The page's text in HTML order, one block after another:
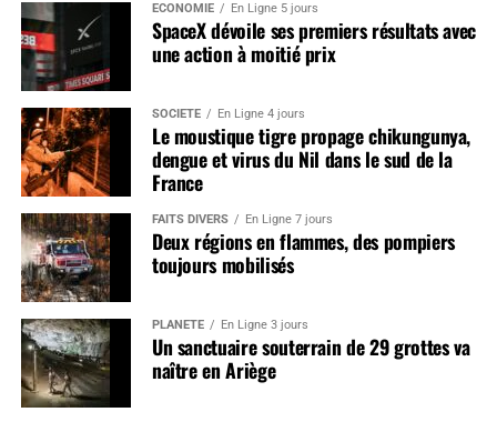
ÉCONOMIE En Ligne 5 jours
SpaceX dévoile ses premiers résultats avec
une action à moitié prix
SOCIÉTÉ En Ligne 4 jours
Le moustique tigre propage chikungunya,
dengue et virus du Nil dans le sud de la
France
FAITS DIVERS En Ligne 7 jours
Deux régions en flammes, des pompiers
toujours mobilisés
PLANÈTE En Ligne 3 jours
Un sanctuaire souterrain de 29 grottes va
naître en Ariège